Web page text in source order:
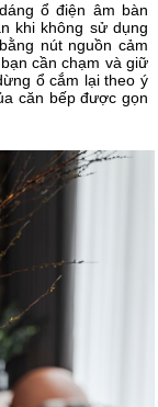
ổ điện âm bàn
khi không sử dụng
nút nguồn cảm
cần chạm và giữ
ổ cắm lại theo ý
căn bếp được gọn